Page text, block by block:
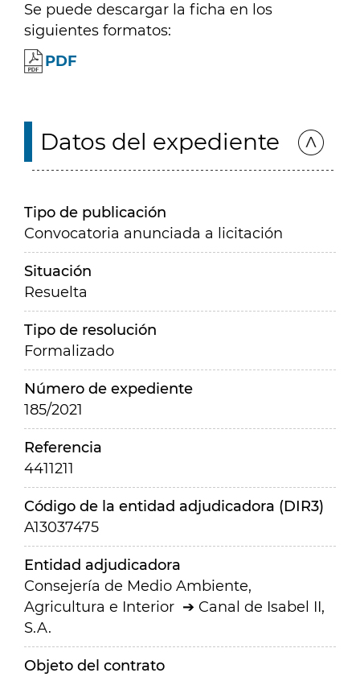
Se puede descargar la ficha en los
siguientes formatos:
PDF
Datos del expediente
Tipo de publicación
Convocatoria anunciada a licitación
Situación
Resuelta
Tipo de resolución
Formalizado
Número de expediente
185/2021
Referencia
4411211
Código de la entidad adjudicadora (DIR3)
A13037475
Entidad adjudicadora
Consejería de Medio Ambiente,
Agricultura e Interior
Canal de Isabel II,
S.A.
Objeto del contrato